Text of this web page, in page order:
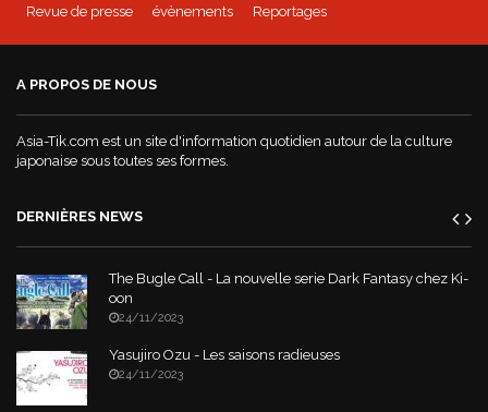
Revue de presse
évènements Reportages
A PROPOS DE NOUS
Asia-Tik.com est un site d'information quotidien autour de la culture
japonaise sous toutes ses formes.
DERNIÈRES NEWS
The Bugle Call - La nouvelle serie Dark Fantasy chez Ki-
oon
24/11/2023
Yasujiro Ozu - Les saisons radieuses
24/11/2023